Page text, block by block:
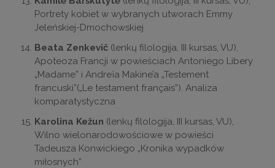
Portrety kobiet w wybranych utworach Emmy
Jeleńskiej-Dmochowskiej
Beata Zenkevič (lenkų filologija, III kursas, VU),
Apoteoza Francji w powieściach Antoniego Libery
„Madame” i Andreïa Makine’a „Testement
francuski”(„Le testament français”). Analiza
komparatystyczna
Karolina Kežun (lenkų filologija, III kursas, VU),
Wilno wielonarodowościowe w powieści
Tadeusza Konwickiego „Kronika wypadków
miłosnych”